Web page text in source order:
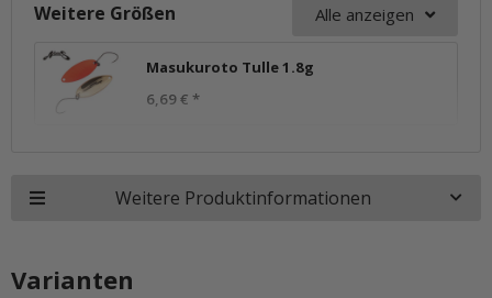
Weitere Größen Alle anzeigen
Masukuroto Tulle 1.8g
6,69 € *
Weitere Produktinformationen
Varianten